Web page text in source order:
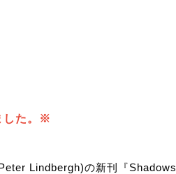
した。※
Lindbergh)の新刊『Shadows